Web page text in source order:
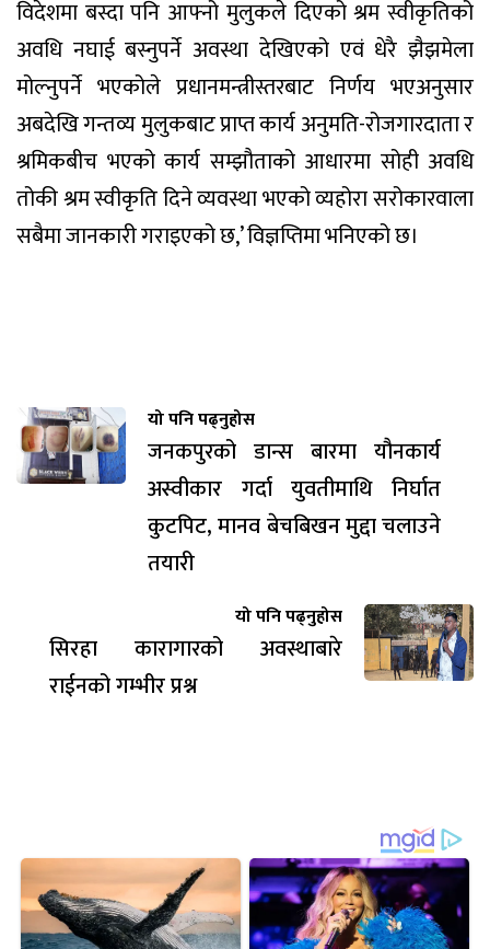
विदेशमा बस्दा पनि आफ्नो मुलुकले दिएको श्रम स्वीकृतिको
अवधि नघाई बस्नुपर्ने अवस्था देखिएको एवं धेरै झैझमेला
मोल्नुपर्ने भएकोले प्रधानमन्त्रीस्तरबाट निर्णय भएअनुसार
अबदेखि गन्तव्य मुलुकबाट प्राप्त कार्य अनुमति-रोजगारदाता र
श्रमिकबीच भएको कार्य सम्झौताको आधारमा सोही अवधि
तोकी श्रम स्वीकृति दिने व्यवस्था भएको व्यहोरा सरोकारवाला
सबैमा जानकारी गराइएको छ,’ विज्ञप्तिमा भनिएको छ।
यो पनि पढ्नुहोस
जनकपुरको डान्स बारमा यौनकार्य
अस्वीकार गर्दा युवतीमाथि निर्घात
कुटपिट, मानव बेचबिखन मुद्दा चलाउने
तयारी
यो पनि पढ्नुहोस
सिरहा कारागारको अवस्थाबारे
राईनको गम्भीर प्रश्न